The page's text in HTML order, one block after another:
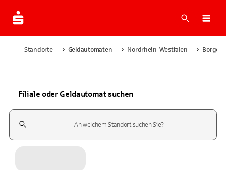
Suche
Standorte Geldautomaten Nordrhein-Westfalen
Filiale oder Geldautomat suchen
Suchfeld